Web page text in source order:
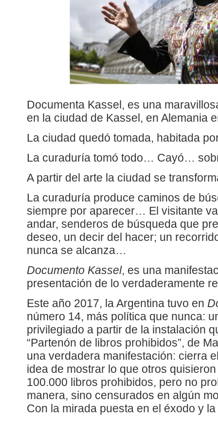
Documenta Kassel, es una
en la ciudad de Kassel, en Alemania
La ciudad quedó tomada, habitada
La curaduría tomó todo… Cayó…
A partir del arte la ciudad se
La curaduría produce caminos de
siempre por aparecer… El visitante
andar, senderos de búsqueda que
deseo, un decir del hacer; un
nunca se alcanza…
Documento Kassel, es una
presentación de lo verdaderamente
Este año 2017, la Argentina tuvo en
número 14, más política que nunca:
privilegiado a partir de la instalación
“Partenón de libros prohibidos”, de
una verdadera manifestación: cierra
idea de mostrar lo que otros
100.000 libros prohibidos, pero no
manera, sino censurados en algún
Con la mirada puesta en el éxodo y